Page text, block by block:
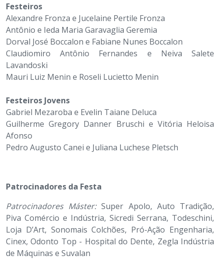
Festeiros
Alexandre Fronza e Jucelaine Pertile Fronza
Antônio e Ieda Maria Garavaglia Geremia
Dorval José Boccalon e Fabiane Nunes Boccalon
Claudiomiro Antônio Fernandes e Neiva Salete
Lavandoski
Mauri Luiz Menin e Roseli Lucietto Menin
Festeiros Jovens
Gabriel Mezaroba e Evelin Taiane Deluca
Guilherme Gregory Danner Bruschi e Vitória Heloisa
Afonso
Pedro Augusto Canei e Juliana Luchese Pletsch
Patrocinadores da Festa
Patrocinadores Máster:Super Apolo, Auto Tradição,
Piva Comércio e Indústria, Sicredi Serrana, Todeschini,
Loja D’Art, Sonomais Colchões, Pró-Ação Engenharia,
Cinex, Odonto Top - Hospital do Dente, Zegla Indústria
de Máquinas e Suvalan